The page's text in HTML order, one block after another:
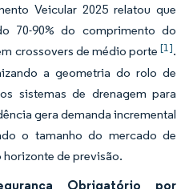
Veicular 2025 relatou que
70-90% do comprimento do
crossovers de médio porte [1].
a geometria do rolo de
sistemas de drenagem para
gera demanda incremental
o tamanho do mercado de
de previsão.
Obrigatório por